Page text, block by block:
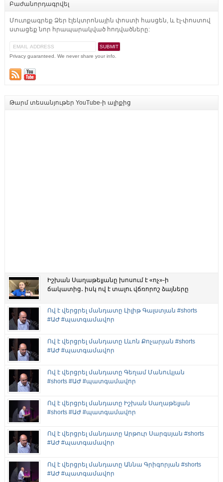
Բաժանորդագրվել
Մուտքագրեք Ձեր էլեկտրոնային փոստի հասցեն, և էլ-փոստով
ստացեք նոր հրապարակված հոդվածները:
Privacy guaranteed. We never share your info.
Թարմ տեսանյութեր YouTube-ի ալիքից
Իշխան Սաղաթելյանը խոսում է «ոչ»-ի
ճակատից․ իսկ ով է տալու վճռորոշ ձայները
Ով է վերցրել մանդատը Լիլիթ Գալստյան #shorts
#ԱԺ #պատգամավոր
Ով է վերցրել մանդատը Լևոն Քոչարյան #shorts
#ԱԺ #պատգամավոր
Ով է վերցրել մանդատը Գեղամ Մանուկյան
#shorts #ԱԺ #պատգամավոր
Ով է վերցրել մանդատը Իշխան Սաղաթելյան
#shorts #ԱԺ #պատգամավոր
Ով է վերցրել մանդատը Արթուր Սարգսյան #shorts
#ԱԺ #պատգամավոր
Ով է վերցրել մանդատը Աննա Գրիգորյան #shorts
#ԱԺ #պատգամավոր